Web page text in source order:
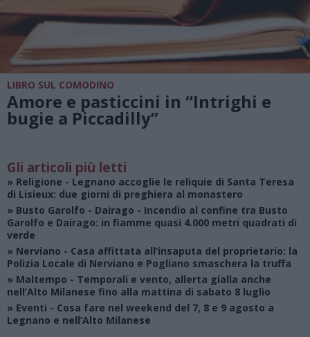
LIBRO SUL COMODINO
Amore e pasticcini in “Intrighi e
bugie a Piccadilly”
Gli articoli più letti
» Religione - Legnano accoglie le reliquie di Santa Teresa
di Lisieux: due giorni di preghiera al monastero
» Busto Garolfo - Dairago - Incendio al confine tra Busto
Garolfo e Dairago: in fiamme quasi 4.000 metri quadrati di
verde
» Nerviano - Casa affittata all’insaputa del proprietario: la
Polizia Locale di Nerviano e Pogliano smaschera la truffa
» Maltempo - Temporali e vento, allerta gialla anche
nell’Alto Milanese fino alla mattina di sabato 8 luglio
» Eventi - Cosa fare nel weekend del 7, 8 e 9 agosto a
Legnano e nell’Alto Milanese